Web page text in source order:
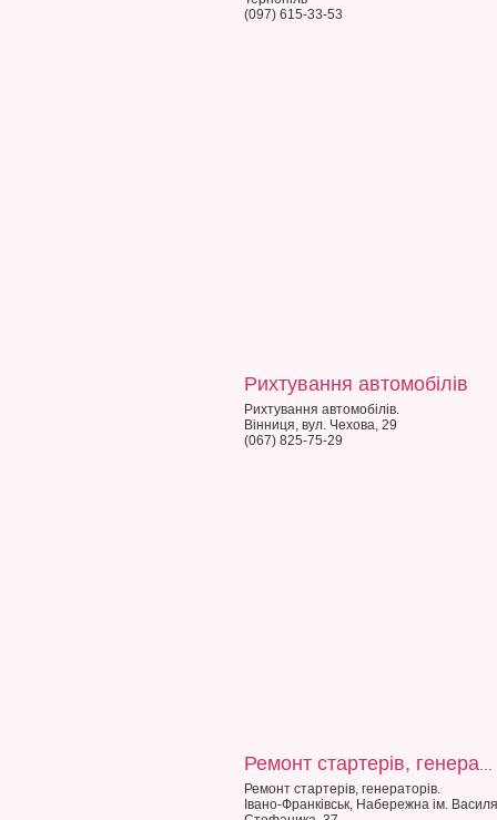
(097) 615-33-53
Рихтування автомобілів
Рихтування автомобілів.
Вінниця, вул. Чехова, 29
(067) 825-75-29
Ремонт стартерів, генераторів
Ремонт стартерів, генераторів.
Івано-Франківськ, Набережна ім. Василя